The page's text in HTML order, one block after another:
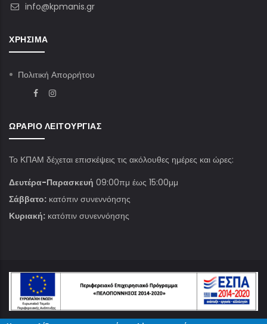
info@kpmanis.gr
ΧΡΉΣΙΜΑ
Πολιτική Απορρήτου
ΩΡΆΡΙΟ ΛΕΙΤΟΥΡΓΊΑΣ
Το ΚΠΑΜ δέχεται επισκέψεις τις ακόλουθες ημέρες και ώρες:
Δευτέρα-Παρασκευή 09:00πμ έως 15:00μμ
Σάββατο: κατόπιν συνεννόησης
Κυριακή: κατόπιν συνεννόησης